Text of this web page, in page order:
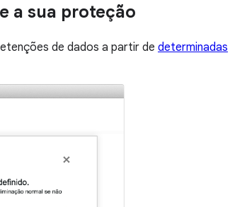
a sua proteção
de dados a partir de determinadas